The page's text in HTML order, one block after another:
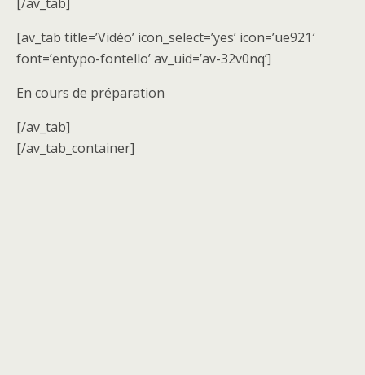
[av_tab title=’Vidéo’ icon_select=’yes’ icon=’ue921′
font=’entypo-fontello’ av_uid=’av-32v0nq’]
En cours de préparation
[/av_tab]
[/av_tab_container]